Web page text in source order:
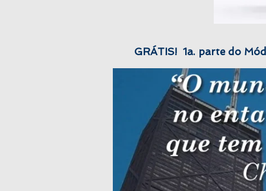
GRÁTIS! 1a. parte do